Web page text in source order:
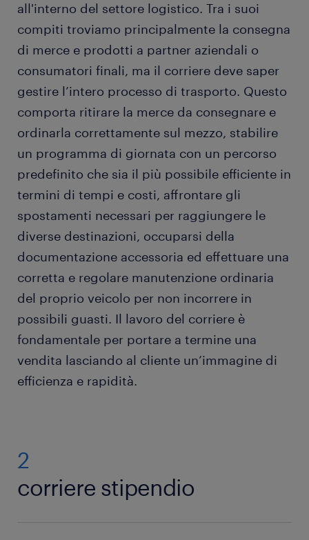
all'interno del settore logistico. Tra i suoi
compiti troviamo principalmente la consegna
di merce e prodotti a partner aziendali o
consumatori finali, ma il corriere deve saper
gestire l’intero processo di trasporto. Questo
comporta ritirare la merce da consegnare e
ordinarla correttamente sul mezzo, stabilire
un programma di giornata con un percorso
predefinito che sia il più possibile efficiente in
termini di tempi e costi, affrontare gli
spostamenti necessari per raggiungere le
diverse destinazioni, occuparsi della
documentazione accessoria ed effettuare una
corretta e regolare manutenzione ordinaria
del proprio veicolo per non incorrere in
possibili guasti. Il lavoro del corriere è
fondamentale per portare a termine una
vendita lasciando al cliente un’immagine di
efficienza e rapidità.
2
corriere stipendio